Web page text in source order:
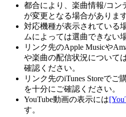
都合により、楽曲情報/コン
が変更となる場合があります
対応機種が表示されている
ムによっては選曲できない
リンク先のApple Musicや
や楽曲の配信状況について
確認ください。
リンク先のiTunes Storeで
を十分にご確認ください。
YouTube動画の表示には
す。